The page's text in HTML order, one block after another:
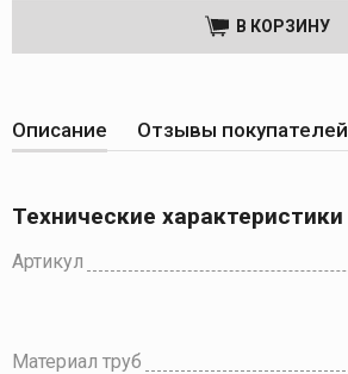
В КОРЗИНУ
Описание Отзывы покупателей
Технические характеристики
Артикул
Материал труб